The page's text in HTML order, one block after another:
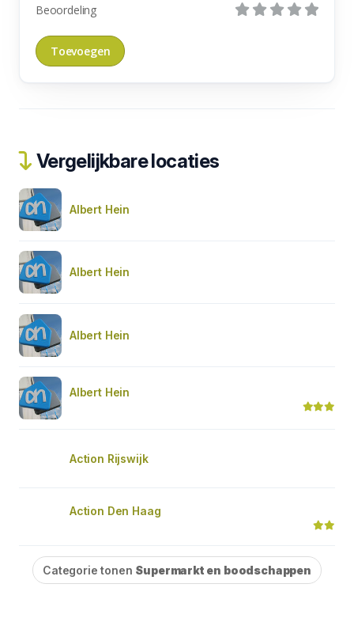
Beoordeling
Vergelijkbare locaties
Albert Hein
Albert Hein
Albert Hein
Albert Hein
Action Rijswijk
Action Den Haag
Categorie tonen Supermarkt en boodschappen